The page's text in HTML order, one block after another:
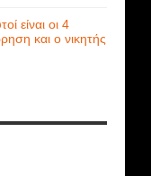
είναι οι 4
και ο νικητής